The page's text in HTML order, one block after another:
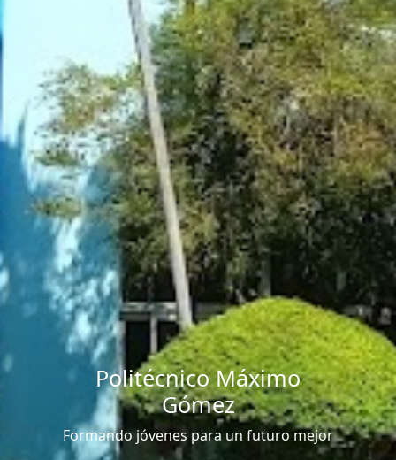
Politécnico Máximo
Gómez
Formando jóvenes para un futuro mejor